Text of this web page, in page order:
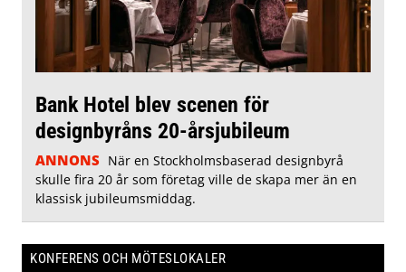
Bank Hotel blev scenen för
designbyråns 20-årsjubileum
ANNONS När en Stockholmsbaserad designbyrå
skulle fira 20 år som företag ville de skapa mer än en
klassisk jubileumsmiddag.
KONFERENS OCH MÖTESLOKALER